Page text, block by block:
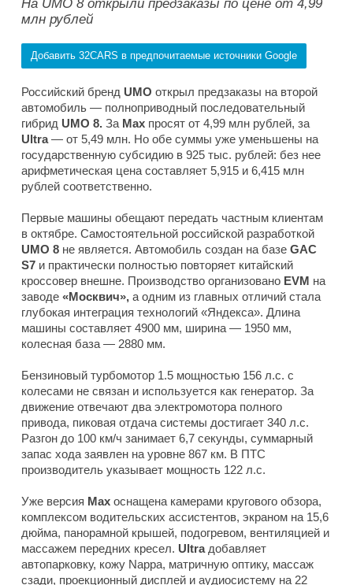
На UMO 8 открыли предзаказы по цене от 4,99
млн рублей
Добавить 32CARS в предпочитаемые источники Google
Российский бренд UMO открыл предзаказы на второй
автомобиль — полноприводный последовательный
гибрид UMO 8. За Max просят от 4,99 млн рублей, за
Ultra— от 5,49 млн. Но обе суммы уже уменьшены на
государственную субсидию в 925 тыс. рублей: без нее
арифметическая цена составляет 5,915 и 6,415 млн
рублей соответственно.
Первые машины обещают передать частным клиентам
в октябре. Самостоятельной российской разработкой
UMO 8 не является. Автомобиль создан на базе GAC
S7 и практически полностью повторяет китайский
кроссовер внешне. Производство организовано EVM на
заводе «Москвич», а одним из главных отличий стала
глубокая интеграция технологий «Яндекса». Длина
машины составляет 4900 мм, ширина — 1950 мм,
колесная база — 2880 мм.
Бензиновый турбомотор 1.5 мощностью 156 л.с. с
колесами не связан и используется как генератор. За
движение отвечают два электромотора полного
привода, пиковая отдача системы достигает 340 л.с.
Разгон до 100 км/ч занимает 6,7 секунды, суммарный
запас хода заявлен на уровне 867 км. В ПТС
производитель указывает мощность 122 л.с.
Уже версия Max оснащена камерами кругового обзора,
комплексом водительских ассистентов, экраном на 15,6
дюйма, панорамной крышей, подогревом, вентиляцией и
массажем передних кресел. Ultraдобавляет
автопарковку, кожу Nappa, матричную оптику, массаж
сзади, проекционный дисплей и аудиосистему на 22